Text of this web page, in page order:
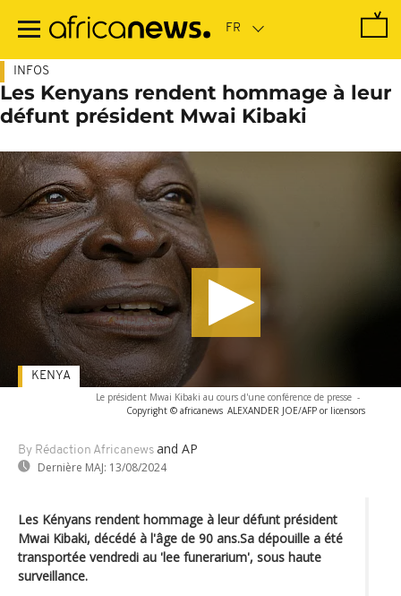
contenu
INFOS
Les Kenyans rendent hommage à leur
défunt président Mwai Kibaki
Le président Mwai Kibaki au cours d'une conférence de presse -
Copyright © africanews ALEXANDER JOE/AFP or licensors
By Rédaction Africanews and AP
Dernière MAJ: 13/08/2024
KENYA
Les Kényans rendent hommage à leur défunt président
Mwai Kibaki, décédé à l'âge de 90 ans.Sa dépouille a été
transportée vendredi au 'lee funerarium', sous haute
surveillance.